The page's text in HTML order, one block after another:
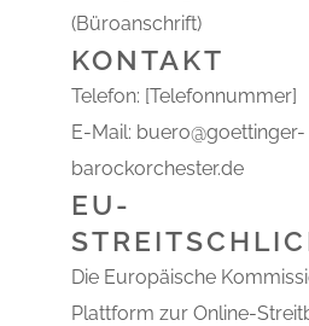
(Büroanschrift)
KONTAKT
Telefon: [Telefonnummer]
E-Mail: buero@goettinger-
barockorchester.de
EU-
Die Europäische
Plattform zur Online-